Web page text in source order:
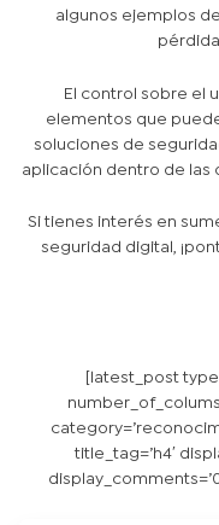
algunos ejemplos
El control sobre el
elementos que
soluciones de
aplicación dentro de las
Si tienes interés en
seguridad digital,
[latest_post
title_tag=’h4′